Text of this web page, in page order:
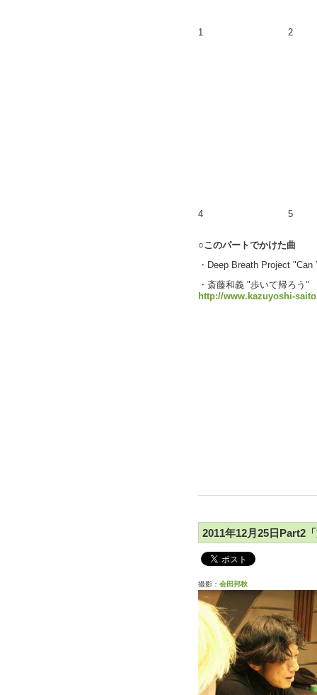
1 2
4 5
○このパートでかけた曲
・Deep Breath Project
・斎藤和義 "歩いて帰ろう"
http://www.kazuyoshi-
2011年12月25日Part2
撮影： 会田邦秋